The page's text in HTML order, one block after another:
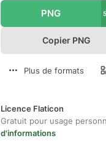
PNG
Copier PNG
Plus de formats
Licence Flaticon
Gratuit pour usage
d'informations